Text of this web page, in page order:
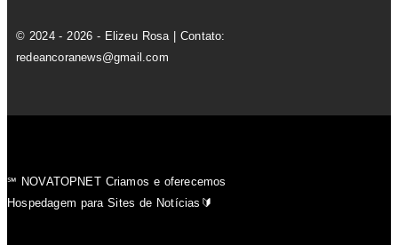
© 2024 - 2026 - Elizeu Rosa | Contato:
redeancoranews@gmail.com
℠ NOVATOPNET Criamos e oferecemos
Hospedagem para Sites de Notícias🔰